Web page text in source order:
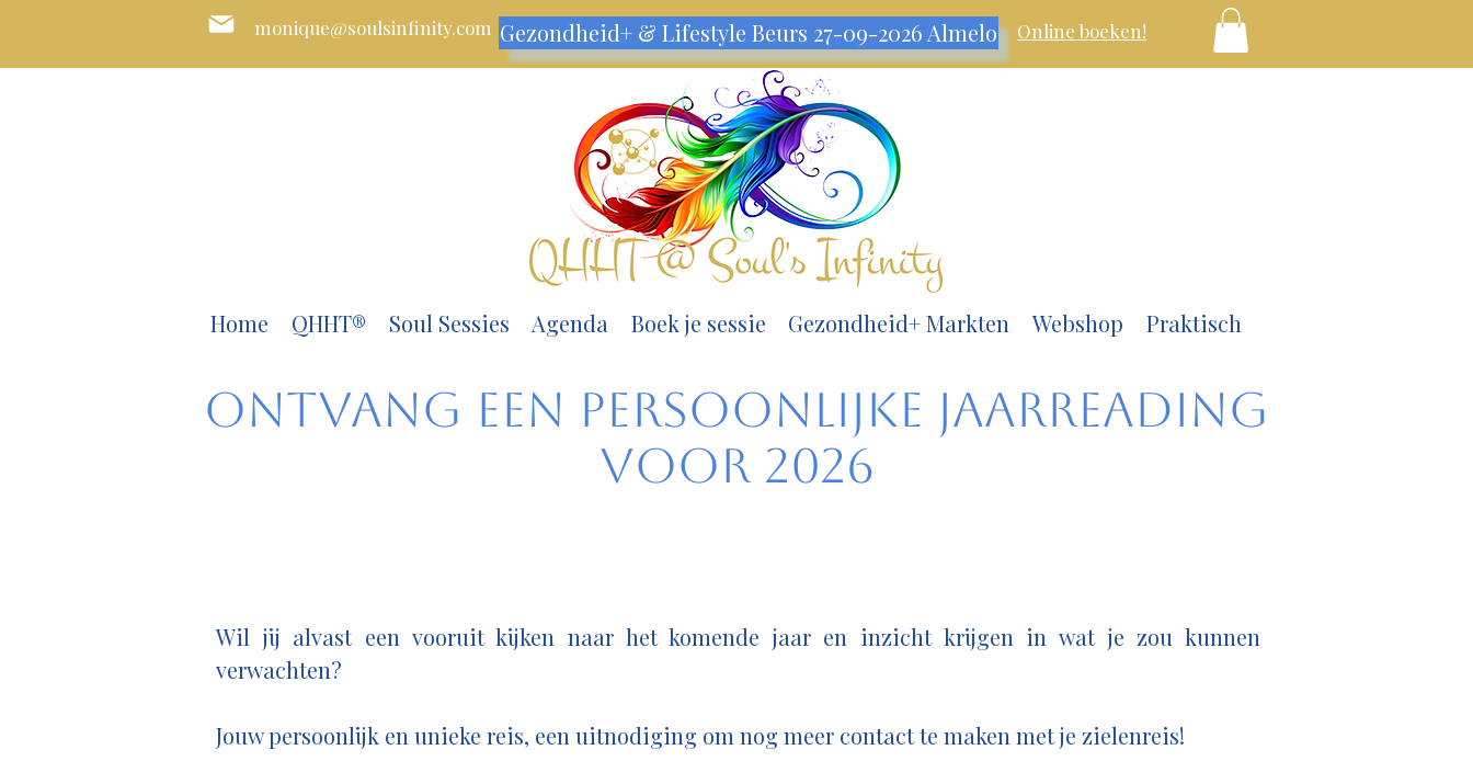
monique@soulsinfinity.com Gezondheid+ & Lifestyle Beurs 27-09-2026 Almelo Online boeken!
Home QHHT® Soul Sessies Agenda Boek je sessie Gezondheid+ Markten Webshop Praktisch
Ontvang een Persoonlijke Jaarreading
voor 2026
Wil jij alvast een vooruit kijken naar het komende jaar en inzicht krijgen in wat je zou kunnen
verwachten?
Jouw persoonlijk en unieke reis, een uitnodiging om nog meer contact te maken met je zielenreis!